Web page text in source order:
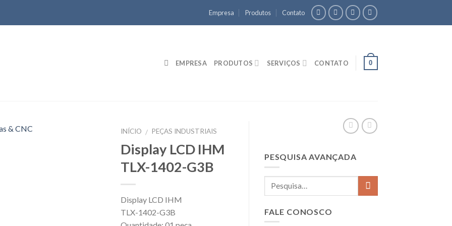
Empresa Produtos Contato
EMPRESA PRODUTOS SERVIÇOS CONTATO 0
INÍCIO / PEÇAS INDUSTRIAIS
Display LCD IHM
TLX-1402-G3B
Display LCD IHM
TLX-1402-G3B
PESQUISA AVANÇADA
FALE CONOSCO